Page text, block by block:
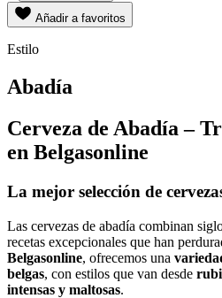
Añadir a favoritos
Estilo
Abadía
Cerveza de Abadía –
en Belgasonline
La mejor selección de
Las cervezas de abadía combinan
recetas excepcionales que han
Belgasonline, ofrecemos una
belgas, con estilos que van desde
intensas y maltosas.